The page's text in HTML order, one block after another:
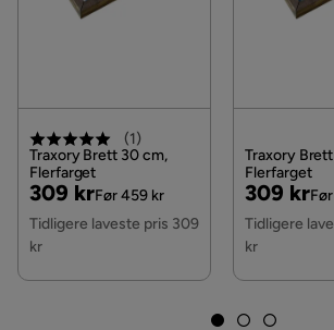
(1)
Traxory Brett 30 cm,
Flerfarget
Pris
309 kr
Original
Pris
Før 459 kr
Tidligere laveste pris 309
kr
Traxory
Flerfarget
Pris
309 kr
Original
Pris
Tidligere
kr